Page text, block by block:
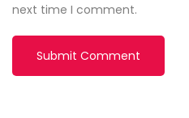
next time I comment.